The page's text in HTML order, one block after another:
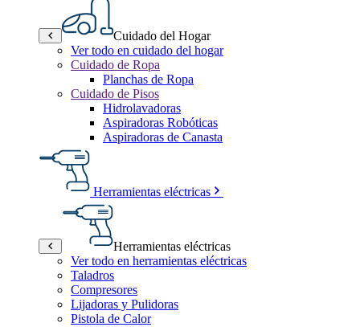
Cuidado del Hogar
Ver todo en cuidado del hogar
Cuidado de Ropa
Planchas de Ropa
Cuidado de Pisos
Hidrolavadoras
Aspiradoras Robóticas
Aspiradoras de Canasta
Herramientas eléctricas
Herramientas eléctricas
Ver todo en herramientas eléctricas
Taladros
Compresores
Lijadoras y Pulidoras
Pistola de Calor